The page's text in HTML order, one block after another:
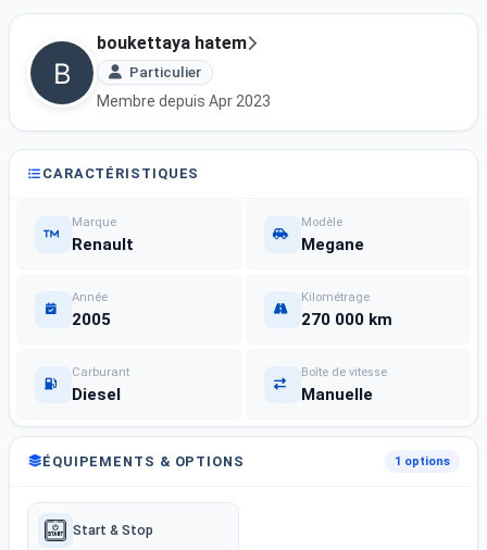
boukettaya hatem
Particulier
Membre depuis Apr 2023
CARACTÉRISTIQUES
Marque
Renault
Modèle
Megane
Année
2005
Kilométrage
270 000 km
Carburant
Diesel
Boîte de vitesse
Manuelle
ÉQUIPEMENTS & OPTIONS 1 options
Start & Stop